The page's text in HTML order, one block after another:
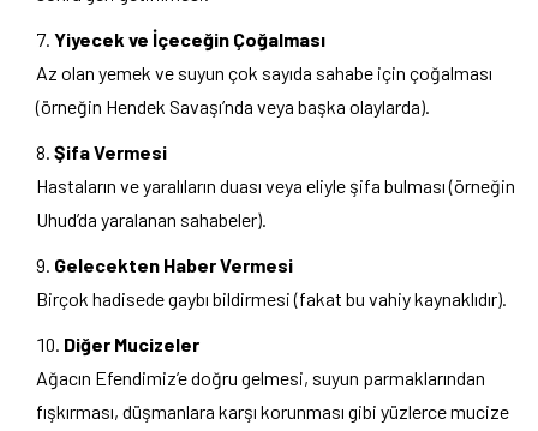
Yiyecek ve İçeceğin Çoğalması
Az olan yemek ve suyun çok sayıda sahabe için çoğalması
(örneğin Hendek Savaşı’nda veya başka olaylarda).
Şifa Vermesi
Hastaların ve yaralıların duası veya eliyle şifa bulması (örneğin
Uhud’da yaralanan sahabeler).
Gelecekten Haber Vermesi
Birçok hadisede gaybı bildirmesi (fakat bu vahiy kaynaklıdır).
Diğer Mucizeler
Ağacın Efendimiz’e doğru gelmesi, suyun parmaklarından
fışkırması, düşmanlara karşı korunması gibi yüzlerce mucize